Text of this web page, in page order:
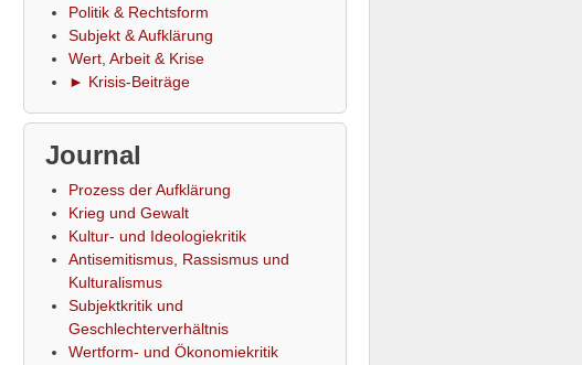
Politik & Rechtsform
Subjekt & Aufklärung
Wert, Arbeit & Krise
► Krisis-Beiträge
Journal
Prozess der Aufklärung
Krieg und Gewalt
Kultur- und Ideologiekritik
Antisemitismus, Rassismus und
Kulturalismus
Subjektkritik und
Geschlechterverhältnis
Wertform- und Ökonomiekritik